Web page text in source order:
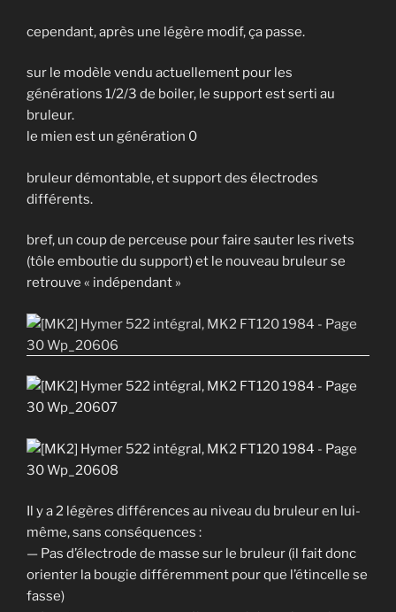
cependant, après une légère modif, ça passe.
sur le modèle vendu actuellement pour les
générations 1/2/3 de boiler, le support est serti au
bruleur.
le mien est un génération 0
bruleur démontable, et support des électrodes
différents.
bref, un coup de perceuse pour faire sauter les rivets
(tôle emboutie du support) et le nouveau bruleur se
retrouve « indépendant »
Il y a 2 légères différences au niveau du bruleur en lui-
même, sans conséquences :
— Pas d’électrode de masse sur le bruleur (il fait donc
orienter la bougie différemment pour que l’étincelle se
fasse)